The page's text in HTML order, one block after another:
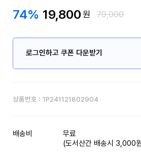
74% 19,800원 79,000
로그인하고 쿠폰 다운받기
상품번호 : 1P241121802904
배송비
무료
(도서산간 배송시 3,000